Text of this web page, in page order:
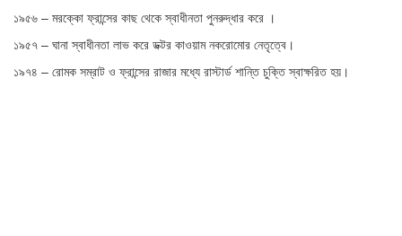
১৯৫৬ – মরক্কো ফ্রান্সের কাছ থেকে স্বাধীনতা পুনরুদ্ধার করে ।
১৯৫৭ – ঘানা স্বাধীনতা লাভ করে ডক্টর কাওয়াম নকরোমোর নেতৃত্বে।
১৯৭৪ – রোমক সম্রাট ও ফ্রান্সের রাজার মধ্যে রাস্টার্ড শান্তি চুক্তি স্বাক্ষরিত হয়।